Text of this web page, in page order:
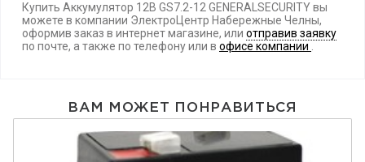
Купить Аккумулятор 12В GS7.2-12 GENERALSECURITY вы
можете в компании ЭлектроЦентр Набережные Челны,
оформив заказ в интернет магазине, или отправив заявку
по почте, а также по телефонуили в офисе компании
ВАМ МОЖЕТ ПОНРАВИТЬСЯ